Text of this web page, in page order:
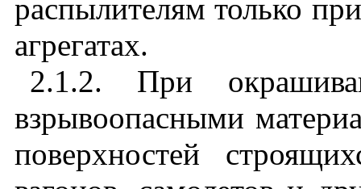
распылителям только
агрегатах.
2.1.2. При
взрывоопасными
поверхностей